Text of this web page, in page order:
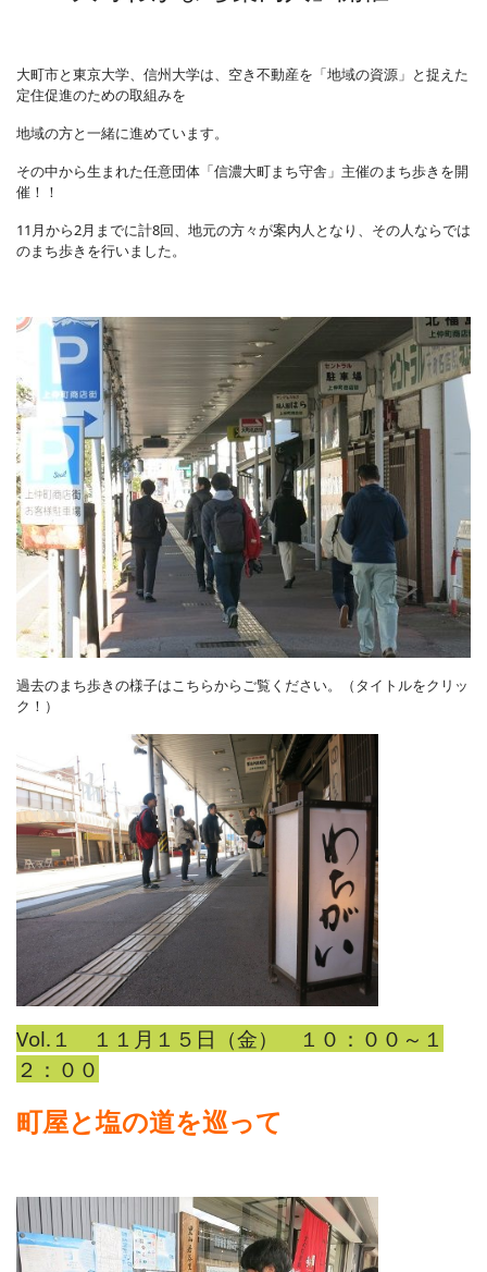
地域の方と一緒に進めています。
その中から生まれた任意団体「信濃大町まち守舎」主催のまち歩きを開
11月から2月までに計8回、地元の方々が案内人となり、その人ならでは
過去のまち歩きの様子はこちらからご覧ください。（タイトルをクリッ
Vol.１ １１月１５日（金） １０：００～１
２：００
町屋と塩の道を巡って